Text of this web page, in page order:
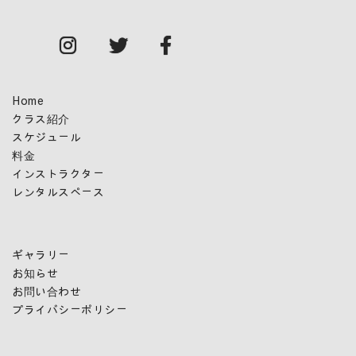
Home
クラス紹介
スケジュール
料金
インストラクター
レンタルスペース
ギャラリー
お知らせ
お問い合わせ
プライバシーポリシー